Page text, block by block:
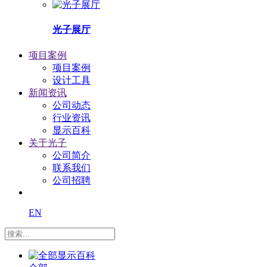
光子展厅
项目案例
项目案例
设计工具
新闻资讯
公司动态
行业资讯
显示百科
关于光子
公司简介
联系我们
公司招聘
EN